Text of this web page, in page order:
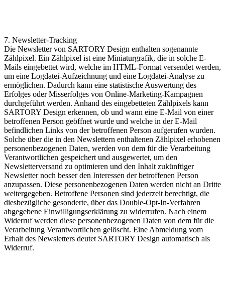
7. Newsletter-Tracking
Die Newsletter von SARTORY Design enthalten sogenannte
Zählpixel. Ein Zählpixel ist eine Miniaturgrafik, die in solche E-
Mails eingebettet wird, welche im HTML-Format versendet werden,
um eine Logdatei-Aufzeichnung und eine Logdatei-Analyse zu
ermöglichen. Dadurch kann eine statistische Auswertung des
Erfolges oder Misserfolges von Online-Marketing-Kampagnen
durchgeführt werden. Anhand des eingebetteten Zählpixels kann
SARTORY Design erkennen, ob und wann eine E-Mail von einer
betroffenen Person geöffnet wurde und welche in der E-Mail
befindlichen Links von der betroffenen Person aufgerufen wurden.
Solche über die in den Newslettern enthaltenen Zählpixel erhobenen
personenbezogenen Daten, werden von dem für die Verarbeitung
Verantwortlichen gespeichert und ausgewertet, um den
Newsletterversand zu optimieren und den Inhalt zukünftiger
Newsletter noch besser den Interessen der betroffenen Person
anzupassen. Diese personenbezogenen Daten werden nicht an Dritte
weitergegeben. Betroffene Personen sind jederzeit berechtigt, die
diesbezügliche gesonderte, über das Double-Opt-In-Verfahren
abgegebene Einwilligungserklärung zu widerrufen. Nach einem
Widerruf werden diese personenbezogenen Daten von dem für die
Verarbeitung Verantwortlichen gelöscht. Eine Abmeldung vom
Erhalt des Newsletters deutet SARTORY Design automatisch als
Widerruf.